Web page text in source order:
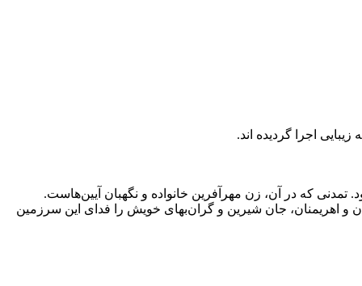
اجرا گردیده اند.
که در آن، زن مهرآفرین خانواده و نگهبان آیین‌هاست.
اهریمنان، جان شیرین و گران‌بهای خویش را فدای این سرزمین